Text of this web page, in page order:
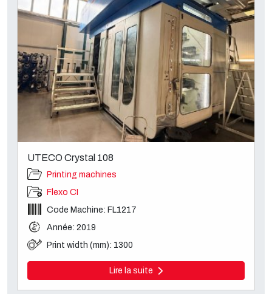
UTECO Crystal 108
Printing machines
Flexo CI
Code Machine: FL1217
Année: 2019
Print width (mm): 1300
Lire la suite